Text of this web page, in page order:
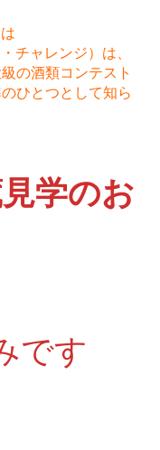
チャレンジ）は、
の酒類コンテスト
ひとつとして知ら
学のお
です